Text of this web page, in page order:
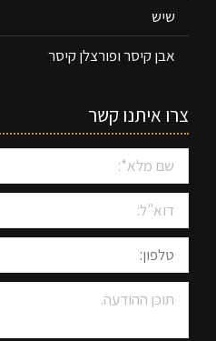
שיש
אבן קיסר ופורצלן קיסר
צרו איתנו קשר